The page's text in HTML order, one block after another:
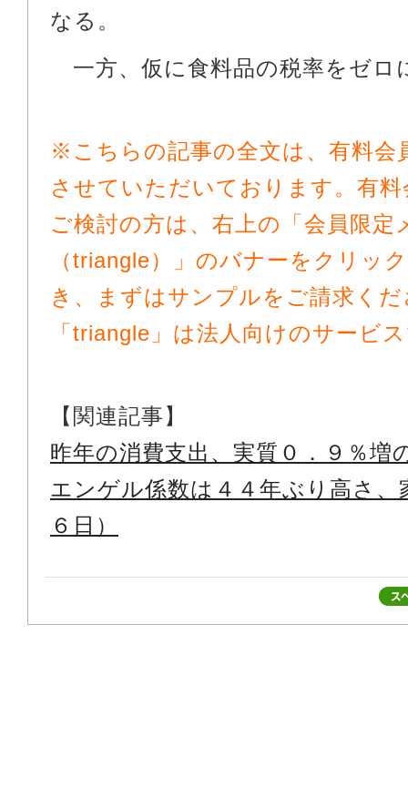
なる。
一方、仮に食料品の税率をゼロ
※こちらの記事の全文は、有料会
させていただいております。有
ご検討の方は、右上の「会員限定
（triangle）」のバナーをクリッ
き、まずはサンプルをご請求く
「triangle」は法人向けのサー
【関連記事】
昨年の消費支出、実質０．９％増
エンゲル係数は４４年ぶり高さ、
６日）